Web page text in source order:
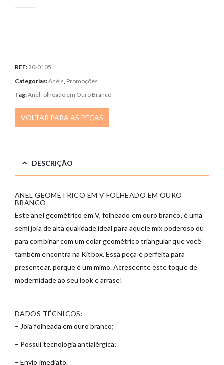
REF:20-0105
Categorias:Anéis Promoções
Tag:Anel folheado em Ouro Branco
VOLTAR PARA AS PEÇAS
DESCRIÇÃO
ANEL GEOMÉTRICO EM V FOLHEADO EM OURO
BRANCO
Este anel geométrico em V, folheado em ouro branco, é uma
semi joia de alta qualidade ideal para aquele mix poderoso ou
para combinar com um colar geométrico triangular que você
também encontra na Kitbox. Essa peça é perfeita para
presentear, porque é um mimo. Acrescente este toque de
modernidade ao seu look e arrase!
DADOS TÉCNICOS:
– Joia folheada em ouro branco;
– Possui tecnologia antialérgica;
– Envio imediato.